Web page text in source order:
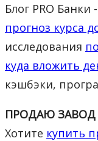
Блог PRO
прогноз курса
исследования
куда вложить
кэшбэки,
ПРОДАЮ ЗАВОД
Хотите купить